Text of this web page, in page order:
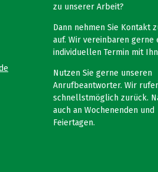
zu unserer Arbeit?
Dann nehmen Sie Kontakt
auf. Wir vereinbaren gerne
individuellen Termin mit
Nutzen Sie gerne unseren
Anrufbeantworter. Wir
schnellstmöglich zurück.
auch an Wochenenden und
Feiertagen.